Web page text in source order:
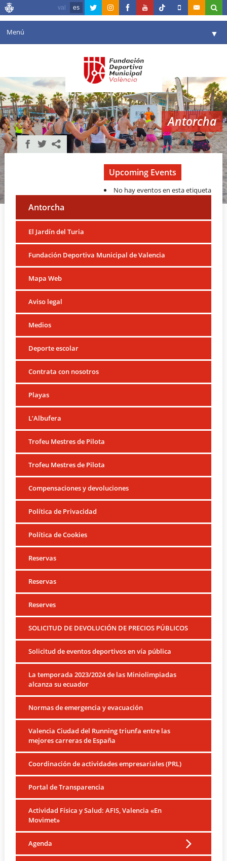
val es
Menú ▼
Agenda
Instalaciones ▼
Comunicación ▼
Valencia en deporte ▼
Antorcha
Upcoming Events
No hay eventos en esta etiqueta
Antorcha
El Jardín del Turia
Fundación Deportiva Municipal de Valencia
Mapa Web
Aviso legal
Medios
Deporte escolar
Contrata con nosotros
Playas
L’Albufera
Trofeu Mestres de Pilota
Trofeu Mestres de Pilota
Compensaciones y devoluciones
Política de Privacidad
Política de Cookies
Reservas
Reservas
Reserves
SOLICITUD DE DEVOLUCIÓN DE PRECIOS PÚBLICOS
Solicitud de eventos deportivos en vía pública
La temporada 2023/2024 de las Miniolimpiadas
alcanza su ecuador
Normas de emergencia y evacuación
Valencia Ciudad del Running triunfa entre las
mejores carreras de España
Coordinación de actividades empresariales (PRL)
Portal de Transparencia
Actividad Física y Salud: AFIS, Valencia «En
Movimet»
Agenda